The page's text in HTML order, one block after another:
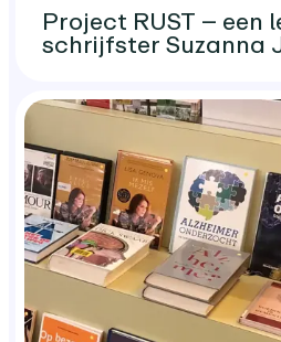
Project RUST – een
schrijfster Suzanna